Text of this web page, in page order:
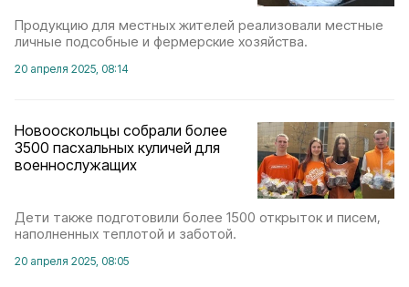
Продукцию для местных жителей реализовали местные
личные подсобные и фермерские хозяйства.
20 апреля 2025, 08:14
Новооскольцы собрали более
3500 пасхальных куличей для
военнослужащих
Дети также подготовили более 1500 открыток и писем,
наполненных теплотой и заботой.
20 апреля 2025, 08:05